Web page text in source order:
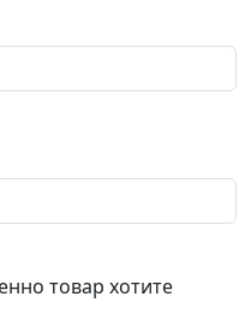
товар хотите